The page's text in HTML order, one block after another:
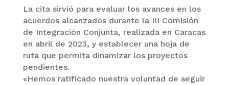
La cita sirvió para evaluar los avances en los
acuerdos alcanzados durante la III Comisión
de Integración Conjunta, realizada en Caracas
en abril de 2023, y establecer una hoja de
ruta que permita dinamizar los proyectos
pendientes.
«Hemos ratificado nuestra voluntad de seguir